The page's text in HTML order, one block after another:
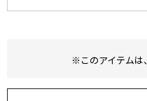
※このアイテムは、